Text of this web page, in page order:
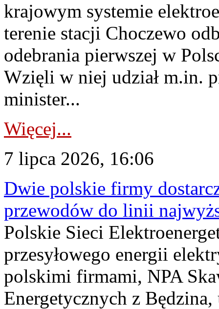
krajowym systemie
terenie stacji Choczewo
odebrania pierwszej w
Wzięli w niej udział m.in.
minister...
Więcej...
7 lipca 2026, 16:06
Dwie polskie firmy
przewodów do linii
Polskie Sieci
przesyłowego energii
polskimi firmami, NPA
Energetycznych z